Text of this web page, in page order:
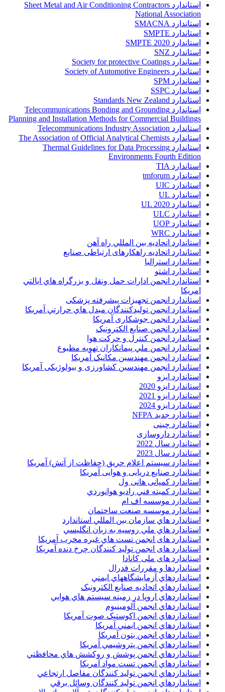
استاندارد Sheet Metal and Air Conditioning Contractors
National Association
استاندارد SMACNA
استاندارد SMPTE
استاندارد SMPTE 2020
استاندارد SNZ
استاندارد Society for protective Coatings
استاندارد Society of Automotive Engineers
استاندارد SPM
استاندارد SSPC
استاندارد Standards New Zealand
استاندارد Telecommunications Bonding and Grounding
Planning and Installation Methods for Commercial Buildings
استاندارد Telecommunications Industry Association
استاندارد The Association of Official Analytical Chemists
استاندارد Thermal Guidelines for Data Processing
Environments Fourth Edition
استاندارد TIA
استاندارد tmforum
استاندارد UIC
استاندارد UL
استاندارد UL 2020
استاندارد ULC
استاندارد UOP
استاندارد WRC
استاندارد اتحاديه بين المللي راه آهن
استاندارد اتحادیه راهکارهای ارتباطی صنایع
استاندارد استرالیا
استاندارد اشتو
استاندارد انجمن ادارات حمل ونقل و بزرگراه هاي ايالتي
امريکا
استاندارد انجمن تجهیزات پیشرفته پزشکی
استاندارد انجمن توليدکنندگان مبدل هاي حرارتي آمريکا
استاندارد انجمن جوشکاری آمریکا
استاندارد انجمن صنايع الکترونيک
استاندارد انجمن کنترل و حرکت هوا
استاندارد انجمن ملي پيمانکاران تهويه مطبوع
استاندارد انجمن مهندسين مکانيک آمريکا
استاندارد انجمن مهندسین کشاورزی و بیولوژیکی آمریکا
استاندارد ایزو
استاندارد ایزو 2020
استاندارد ایزو 2021
استاندارد ایزو 2024
استاندارد جدید NFPA
استاندارد چینی
استاندارد داروسازی
استاندارد سال 2022
استاندارد سال 2023
استاندارد سیستم اعلام حریق (حفاظت از آتش) آمریکا
استاندارد صنایع دریایی و هوایی آمریکا
استاندارد کمپانی هانی ول
استاندارد کميته فني راديو هوانوردي
استاندارد موسسه اف ام
استاندارد موسسه صنعت ساختمان
استاندارد هاي سازمان بين المللي استاندارد
استاندارد هاي ملي روسيه به زبان انگليسي
استاندارد های انجمن تست هاي غيره مخرب آمريکا
استاندارد های انجمن توليد کنندگان چرخ دنده آمريکا
استاندارد های ملی کانادا
استانداردها و مقررات فدرال
استانداردهاي آزمايشگاههاي ايمني
استانداردهاي اتحاديه صنايع الکترونبک
استانداردهاي اروپا در زمينه سيستم هاي هوايي
استانداردهاي انجمن آلومينيوم
استانداردهاي انجمن اکوستيک صوت آمريکا
استانداردهاي انجمن ايمني آمريکا
استانداردهاي انجمن بتون آمريکا
استانداردهاي انجمن پتروشيمي آمريکا
استانداردهاي انجمن پوشش و روکشش هاي محافظتي
استانداردهاي انجمن تست مواد آمريکا
استانداردهاي انجمن توليد کنندگان مفاصل ارتجاعي
استانداردهاي انجمن توليد کنندگان وسائل برقي